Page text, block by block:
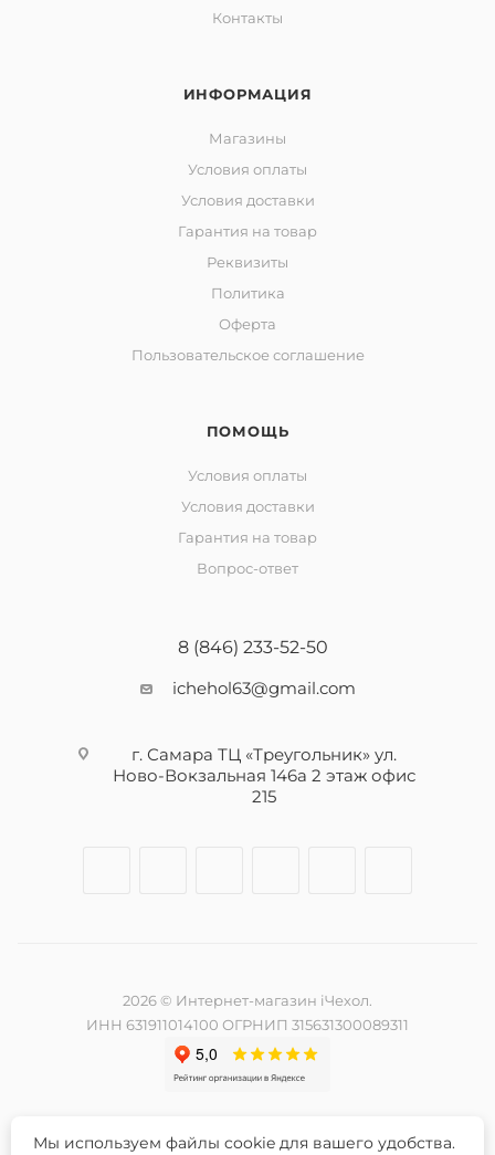
Контакты
ИНФОРМАЦИЯ
Магазины
Условия оплаты
Условия доставки
Гарантия на товар
Реквизиты
Политика
Оферта
Пользовательское соглашение
ПОМОЩЬ
Условия оплаты
Условия доставки
Гарантия на товар
Вопрос-ответ
8 (846) 233-52-50
ichehol63@gmail.com
г. Самара ТЦ «Треугольник» ул.
Ново-Вокзальная 146а 2 этаж офис
215
2026 © Интернет-магазин iЧехол.
ИНН 631911014100 ОГРНИП 315631300089311
Мы используем файлы cookie для вашего удобства.